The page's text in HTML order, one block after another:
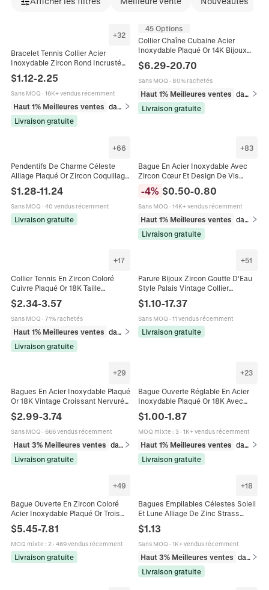
+32
Bracelet Tennis Collier Acier
Inoxydable Zircon Rond Incrusté
Bijoux Réglables Cadeau Unisexe
Minimaliste Élégant
$1.12-2.25
Sans MOQ · 16K+ vendus récemment
Haut 1% Meilleures ventes
dans Bracelets
Livraison gratuite
45 Options
Collier Chaîne Cubaine Acier
Inoxydable Plaqué Or 14K Bijoux
Hip Hop Homme Avec Fermoir En
Cuivre Zircon
$6.29-20.70
Sans MOQ · 80% rachetés
Haut 1% Meilleures ventes
dans Colliers
Livraison gratuite
+66
Pendentifs De Charme Céleste
Alliage Plaqué Or Zircon Coquillage
Émail DIY Bijouterie Soleil Lune
Étoile Style Tarot
$1.28-11.24
Sans MOQ · 40 vendus récemment
Livraison gratuite
+83
Bague En Acier Inoxydable Avec
Zircon Cœur Et Design De Vis
Bijoux De Mode Pour Femmes Et
Hommes
-4% $0.50-0.80
Sans MOQ · 14K+ vendus récemment
Haut 1% Meilleures ventes
dans Bagues
Livraison gratuite
+17
Collier Tennis En Zircon Coloré
Cuivre Plaqué Or 18K Taille
Émeraude Pierres Rectangulaires
Rondes Bijoux Pour Femmes
$2.34-3.57
Sans MOQ · 71% rachetés
Haut 1% Meilleures ventes
dans Colliers
Livraison gratuite
+51
Parure Bijoux Zircon Goutte D'Eau
Style Palais Vintage Collier
Pendentif Et Boucles D'Oreilles
Avec Tige En Argent Alliage
$1.10-17.37
Sans MOQ · 11 vendus récemment
Livraison gratuite
+29
Bagues En Acier Inoxydable Plaqué
Or 18K Vintage Croissant Nervuré
Bijoux Mode Pour Femmes
$2.99-3.74
Sans MOQ · 666 vendus récemment
Haut 3% Meilleures ventes
Livraison gratuite
+23
Bague Ouverte Réglable En Acier
Inoxydable Plaqué Or 18K Avec
Élégants Pour Femmes
$1.00-1.87
MOQ mixte: 3· 1K+ vendus récemment
Haut 1% Meilleures ventes
Livraison gratuite
+49
Bague Ouverte En Zircon Coloré
Acier Inoxydable Plaqué Or Trois
Pierres Goutte D'eau Poire Carré
Bijou Réglable
$5.45-7.81
MOQ mixte: 2· 469 vendus récemment
Livraison gratuite
+18
Bagues Empilables Célestes Soleil
Et Lune Alliage De Zinc Strass
Incrusté Zircon Bleu Bijoux Pour
Couples Femmes Hommes
$1.13
Sans MOQ · 1K+ vendus récemment
Haut 3% Meilleures ventes
dans Bagues
Livraison gratuite